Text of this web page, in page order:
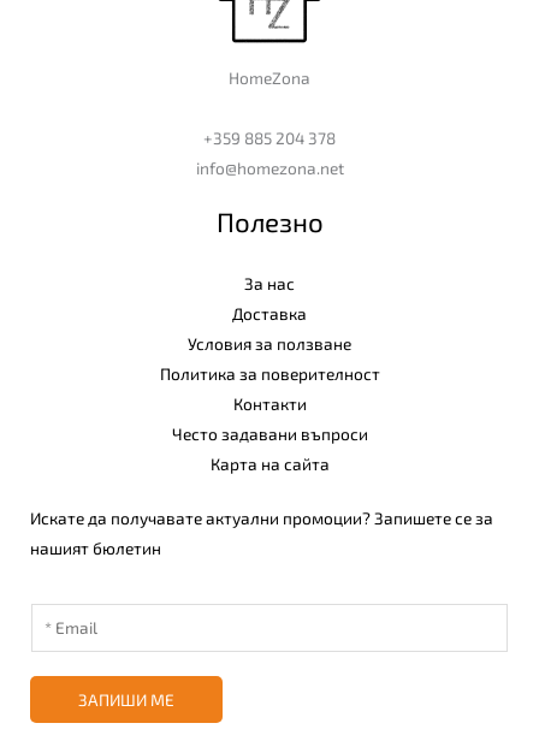
HomeZona
+359 885 204 378
info@homezona.net
Полезно
За нас
Доставка
Условия за ползване
Политика за поверителност
Контакти
Често задавани въпроси
Карта на сайта
Искате да получавате актуални промоции? Запишете се за
нашият бюлетин
ЗАПИШИ МЕ